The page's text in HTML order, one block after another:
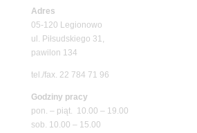
Adres
05-120 Legionowo
ul. Piłsudskiego 31,
pawilon 134
tel./fax. 22 784 71 96
Godziny pracy
pon. – piąt. 10.00 – 19.00
sob. 10.00 – 15.00